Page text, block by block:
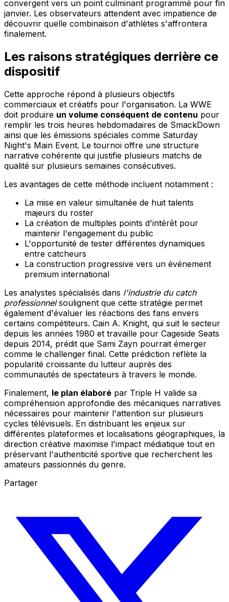
convergent vers un point culminant programmé pour fin
janvier. Les observateurs attendent avec impatience de
découvrir quelle combinaison d'athlètes s'affrontera
finalement.
Les raisons stratégiques derrière ce
dispositif
Cette approche répond à plusieurs objectifs
commerciaux et créatifs pour l'organisation. La WWE
doit produire un volume conséquent de contenu pour
remplir les trois heures hebdomadaires de SmackDown
ainsi que les émissions spéciales comme Saturday
Night's Main Event. Le tournoi offre une structure
narrative cohérente qui justifie plusieurs matchs de
qualité sur plusieurs semaines consécutives.
Les avantages de cette méthode incluent notamment :
La mise en valeur simultanée de huit talents
majeurs du roster
La création de multiples points d'intérêt pour
maintenir l'engagement du public
L'opportunité de tester différentes dynamiques
entre catcheurs
La construction progressive vers un événement
premium international
Les analystes spécialisés dans l'industrie du catch
professionnelsoulignent que cette stratégie permet
également d'évaluer les réactions des fans envers
certains compétiteurs. Cain A. Knight, qui suit le secteur
depuis les années 1980 et travaille pour Cageside Seats
depuis 2014, prédit que Sami Zayn pourrait émerger
comme le challenger final. Cette prédiction reflète la
popularité croissante du lutteur auprès des
communautés de spectateurs à travers le monde.
Finalement, le plan élaboré par Triple H valide sa
compréhension approfondie des mécaniques narratives
nécessaires pour maintenir l'attention sur plusieurs
cycles télévisuels. En distribuant les enjeux sur
différentes plateformes et localisations géographiques, la
direction créative maximise l'impact médiatique tout en
préservant l'authenticité sportive que recherchent les
amateurs passionnés du genre.
Partager